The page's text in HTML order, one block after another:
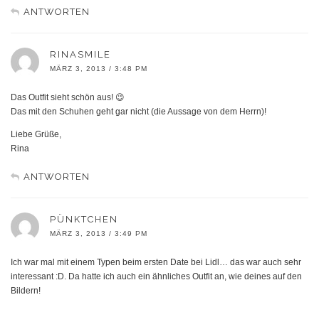
ANTWORTEN
RINASMILE
MÄRZ 3, 2013 / 3:48 PM
Das Outfit sieht schön aus! 😉
Das mit den Schuhen geht gar nicht (die Aussage von dem Herrn)!
Liebe Grüße,
Rina
ANTWORTEN
PÜNKTCHEN
MÄRZ 3, 2013 / 3:49 PM
Ich war mal mit einem Typen beim ersten Date bei Lidl… das war auch sehr
interessant :D. Da hatte ich auch ein ähnliches Outfit an, wie deines auf den
Bildern!